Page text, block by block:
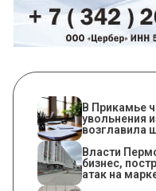
В Прикамье
увольнения
возглавила
Власти
бизнес,
атак на